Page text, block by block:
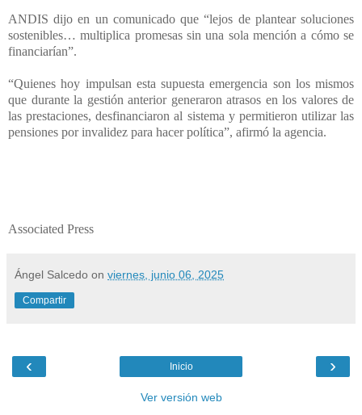
ANDIS dijo en un comunicado que “lejos de plantear soluciones
sostenibles… multiplica promesas sin una sola mención a cómo se
financiarían”.
“Quienes hoy impulsan esta supuesta emergencia son los mismos
que durante la gestión anterior generaron atrasos en los valores de
las prestaciones, desfinanciaron al sistema y permitieron utilizar las
pensiones por invalidez para hacer política”, afirmó la agencia.
Associated Press
Ángel Salcedo on viernes, junio 06, 2025
Compartir
‹ ›
Inicio
Ver versión web